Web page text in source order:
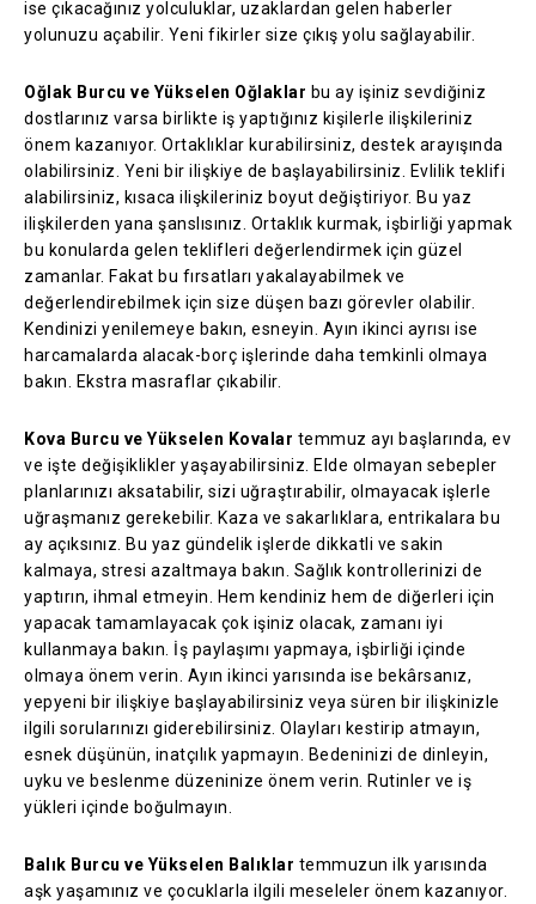
ise çıkacağınız yolculuklar, uzaklardan gelen haberler
yolunuzu açabilir. Yeni fikirler size çıkış yolu sağlayabilir.
Oğlak Burcu ve Yükselen Oğlaklar bu ay işiniz sevdiğiniz
dostlarınız varsa birlikte iş yaptığınız kişilerle ilişkileriniz
önem kazanıyor. Ortaklıklar kurabilirsiniz, destek arayışında
olabilirsiniz. Yeni bir ilişkiye de başlayabilirsiniz. Evlilik teklifi
alabilirsiniz, kısaca ilişkileriniz boyut değiştiriyor. Bu yaz
ilişkilerden yana şanslısınız. Ortaklık kurmak, işbirliği yapmak
bu konularda gelen teklifleri değerlendirmek için güzel
zamanlar. Fakat bu fırsatları yakalayabilmek ve
değerlendirebilmek için size düşen bazı görevler olabilir.
Kendinizi yenilemeye bakın, esneyin. Ayın ikinci ayrısı ise
harcamalarda alacak-borç işlerinde daha temkinli olmaya
bakın. Ekstra masraflar çıkabilir.
Kova Burcu ve Yükselen Kovalar temmuz ayı başlarında, ev
ve işte değişiklikler yaşayabilirsiniz. Elde olmayan sebepler
planlarınızı aksatabilir, sizi uğraştırabilir, olmayacak işlerle
uğraşmanız gerekebilir. Kaza ve sakarlıklara, entrikalara bu
ay açıksınız. Bu yaz gündelik işlerde dikkatli ve sakin
kalmaya, stresi azaltmaya bakın. Sağlık kontrollerinizi de
yaptırın, ihmal etmeyin. Hem kendiniz hem de diğerleri için
yapacak tamamlayacak çok işiniz olacak, zamanı iyi
kullanmaya bakın. İş paylaşımı yapmaya, işbirliği içinde
olmaya önem verin. Ayın ikinci yarısında ise bekârsanız,
yepyeni bir ilişkiye başlayabilirsiniz veya süren bir ilişkinizle
ilgili sorularınızı giderebilirsiniz. Olayları kestirip atmayın,
esnek düşünün, inatçılık yapmayın. Bedeninizi de dinleyin,
uyku ve beslenme düzeninize önem verin. Rutinler ve iş
yükleri içinde boğulmayın.
Balık Burcu ve Yükselen Balıklar temmuzun ilk yarısında
aşk yaşamınız ve çocuklarla ilgili meseleler önem kazanıyor.